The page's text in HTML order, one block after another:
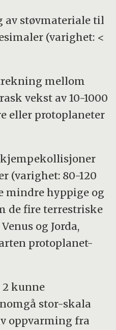
av støvmateriale til
(varighet: <
mellom
vekst av 10-1000
eller protoplaneter
kjempekollisjoner
(varighet: 80-120
mindre hyppige og
de fire terrestriske
og Jorda,
protoplanet-
kunne
stor-skala
oppvarming fra